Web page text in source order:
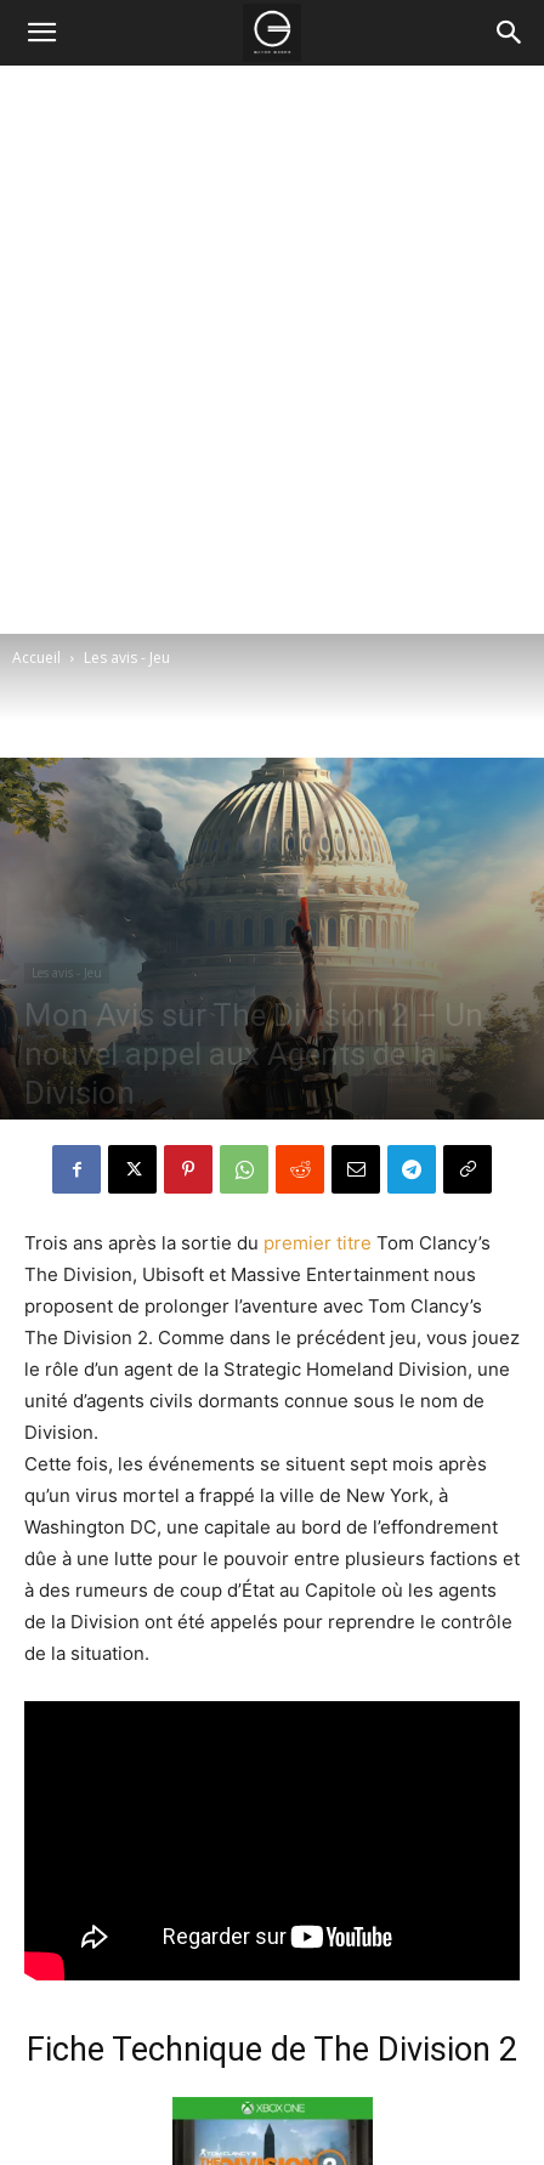
Accueil Les avis - Jeu
Les avis - Jeu
Mon Avis sur The Division 2 – Un
nouvel appel aux Agents de la
Division
Trois ans après la sortie du premier titre Tom Clancy’s
The Division, Ubisoft et Massive Entertainment nous
proposent de prolonger l’aventure avec Tom Clancy’s
The Division 2. Comme dans le précédent jeu, vous jouez
le rôle d’un agent de la Strategic Homeland Division, une
unité d’agents civils dormants connue sous le nom de
Division.
Cette fois, les événements se situent sept mois après
qu’un virus mortel a frappé la ville de New York, à
Washington DC, une capitale au bord de l’effondrement
dûe à une lutte pour le pouvoir entre plusieurs factions et
à des rumeurs de coup d’État au Capitole où les agents
de la Division ont été appelés pour reprendre le contrôle
de la situation.
Fiche Technique de The Division 2